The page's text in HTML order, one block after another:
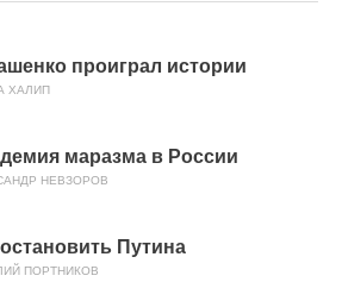
проиграл истории
ХАЛИП
маразма в России
НЕВЗОРОВ
остановить Путина
ПОРТНИКОВ